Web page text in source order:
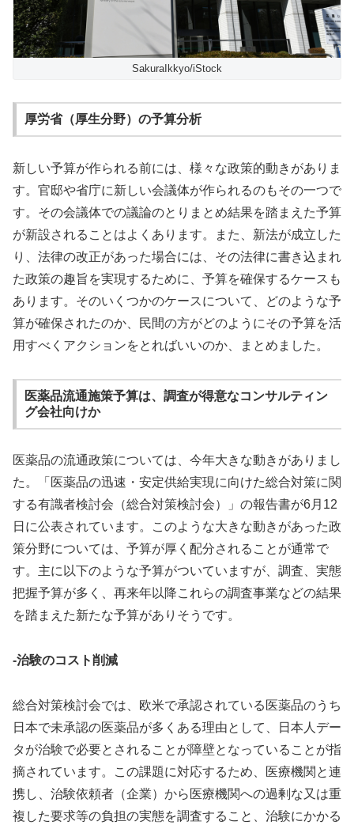
SakuraIkkyo/iStock
厚労省（厚生分野）の予算分析
新しい予算が作られる前には、様々な政策的動きがありま
す。官邸や省庁に新しい会議体が作られるのもその一つで
す。その会議体での議論のとりまとめ結果を踏まえた予算
が新設されることはよくあります。また、新法が成立した
り、法律の改正があった場合には、その法律に書き込まれ
た政策の趣旨を実現するために、予算を確保するケースも
あります。そのいくつかのケースについて、どのような予
算が確保されたのか、民間の方がどのようにその予算を活
用すべくアクションをとればいいのか、まとめました。
医薬品流通施策予算は、調査が得意なコンサルティン
グ会社向けか
医薬品の流通政策については、今年大きな動きがありまし
た。「医薬品の迅速・安定供給実現に向けた総合対策に関
する有識者検討会（総合対策検討会）」の報告書が6月12
日に公表されています。このような大きな動きがあった政
策分野については、予算が厚く配分されることが通常で
す。主に以下のような予算がついていますが、調査、実態
把握予算が多く、再来年以降これらの調査事業などの結果
を踏まえた新たな予算がありそうです。
-治験のコスト削減
総合対策検討会では、欧米で承認されている医薬品のうち
日本で未承認の医薬品が多くある理由として、日本人デー
タが治験で必要とされることが障壁となっていることが指
摘されています。この課題に対応するため、医療機関と連
携し、治験依頼者（企業）から医療機関への過剰な又は重
複した要求等の負担の実態を調査すること、治験にかかる